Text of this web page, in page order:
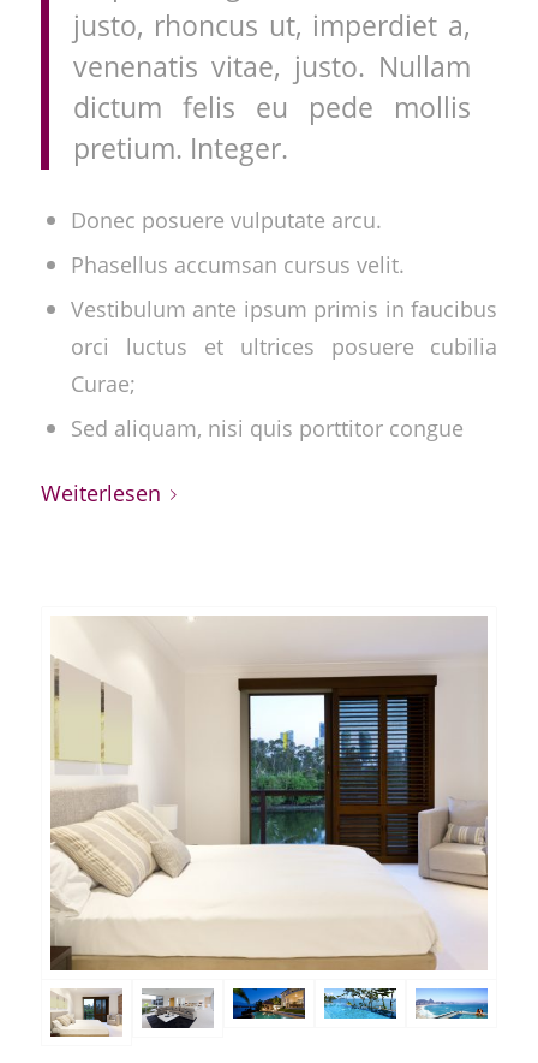
justo, rhoncus ut, imperdiet a,
venenatis vitae, justo. Nullam
dictum felis eu pede mollis
pretium. Integer.
Donec posuere vulputate arcu.
Phasellus accumsan cursus velit.
Vestibulum ante ipsum primis in faucibus
orci luctus et ultrices posuere cubilia
Curae;
Sed aliquam, nisi quis porttitor congue
Weiterlesen